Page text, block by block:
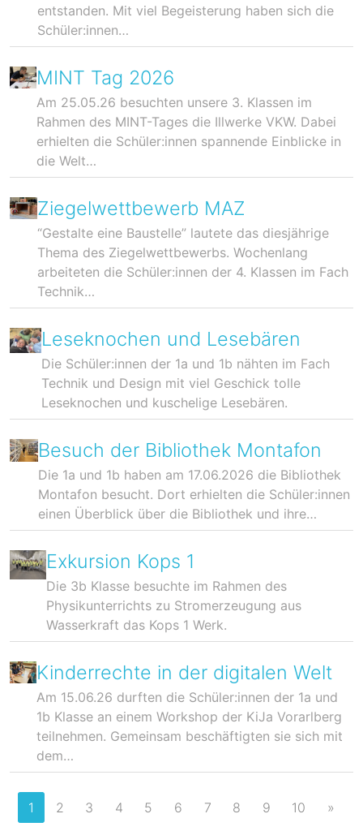
entstanden. Mit viel Begeisterung haben sich die
Schüler:innen…
MINT Tag 2026
Am 25.05.26 besuchten unsere 3. Klassen im
Rahmen des MINT-Tages die Illwerke VKW. Dabei
erhielten die Schüler:innen spannende Einblicke in
die Welt…
Ziegelwettbewerb MAZ
“Gestalte eine Baustelle” lautete das diesjährige
Thema des Ziegelwettbewerbs. Wochenlang
arbeiteten die Schüler:innen der 4. Klassen im Fach
Technik…
Leseknochen und Lesebären
Die Schüler:innen der 1a und 1b nähten im Fach
Technik und Design mit viel Geschick tolle
Leseknochen und kuschelige Lesebären.
Besuch der Bibliothek Montafon
Die 1a und 1b haben am 17.06.2026 die Bibliothek
Montafon besucht. Dort erhielten die Schüler:innen
einen Überblick über die Bibliothek und ihre…
Exkursion Kops 1
Die 3b Klasse besuchte im Rahmen des
Physikunterrichts zu Stromerzeugung aus
Wasserkraft das Kops 1 Werk.
Kinderrechte in der digitalen Welt
Am 15.06.26 durften die Schüler:innen der 1a und
1b Klasse an einem Workshop der KiJa Vorarlberg
teilnehmen. Gemeinsam beschäftigten sie sich mit
dem…
1 2 3 4 5 6 7 8 9 10 »